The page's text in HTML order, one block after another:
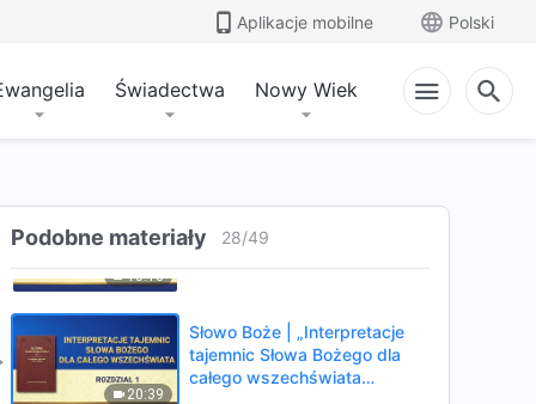
Aplikacje mobilne Polski
Świadectwa Nowy Wiek
Podobne materiały 28/49
Rozdział 37”
Słowo Boże | „Słowa Boże dla
całego wszechświata:
15:13
Słowo Boże | „Słowa Boże dla
całego wszechświata:
20:39
Słowo Boże | „Interpretacje
tajemnic Słowa Bożego dla
całego wszechświata